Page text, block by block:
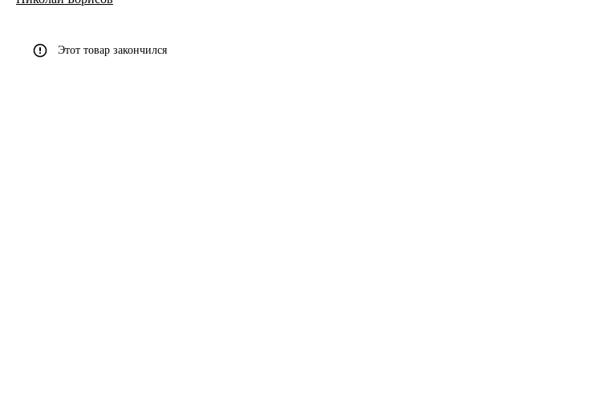
Этот товар закончился